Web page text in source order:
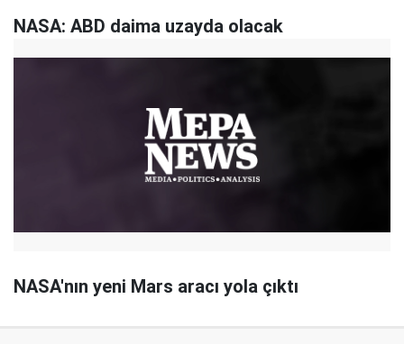
NASA: ABD daima uzayda olacak
NASA'nın yeni Mars aracı yola çıktı